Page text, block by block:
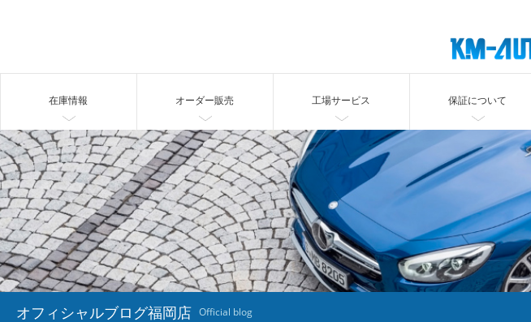
在庫情報 オーダー販売 工場サービス 保証について
オフィシャルブログ福岡店 Official blog